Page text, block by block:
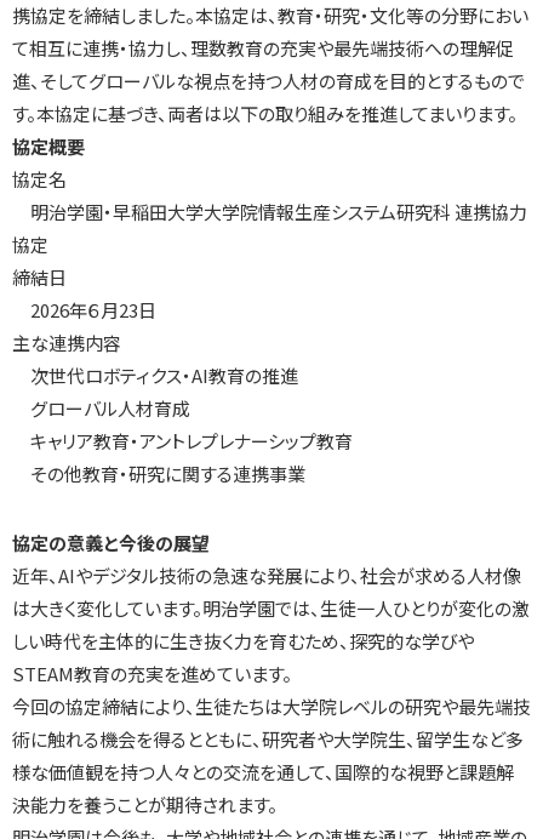
携協定を締結しました。本協定は、教育・研究・文化等の分野におい
て相互に連携・協力し、理数教育の充実や最先端技術への理解促
進、そしてグローバルな視点を持つ人材の育成を目的とするもので
す。本協定に基づき、両者は以下の取り組みを推進してまいります。
協定概要
協定名
明治学園・早稲田大学大学院情報生産システム研究科 連携協力
協定
締結日
2026年６月23日
主な連携内容
次世代ロボティクス・AI教育の推進
グローバル人材育成
キャリア教育・アントレプレナーシップ教育
その他教育・研究に関する連携事業
協定の意義と今後の展望
近年、AIやデジタル技術の急速な発展により、社会が求める人材像
は大きく変化しています。明治学園では、生徒一人ひとりが変化の激
しい時代を主体的に生き抜く力を育むため、探究的な学びや
STEAM教育の充実を進めています。
今回の協定締結により、生徒たちは大学院レベルの研究や最先端技
術に触れる機会を得るとともに、研究者や大学院生、留学生など多
様な価値観を持つ人々との交流を通して、国際的な視野と課題解
決能力を養うことが期待されます。